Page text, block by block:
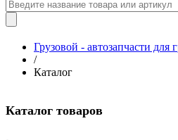
Грузовой - автозапчасти для
/
Каталог
Каталог товаров